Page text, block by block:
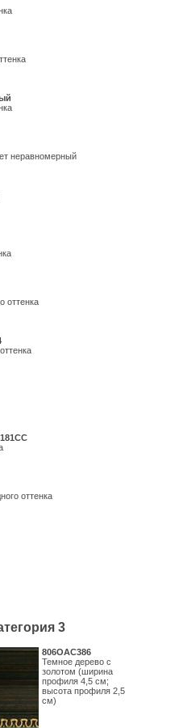
неравномерный
оттенка
оттенка
3
806OAC386
Темное дерево с
золотом (ширина
профиля 4,5 см;
высота профиля 2,5
см)